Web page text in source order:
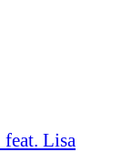
Lisa